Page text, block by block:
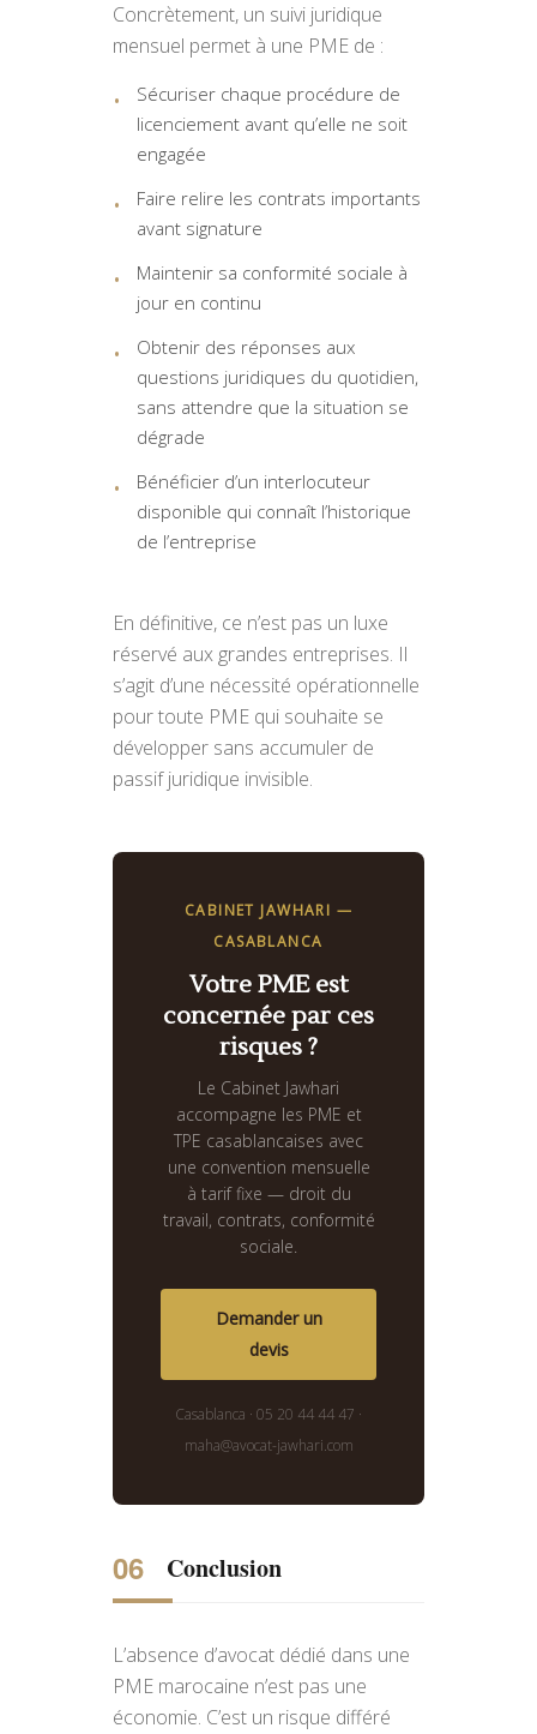
Concrètement, un suivi juridique
mensuel permet à une PME de :
Sécuriser chaque procédure de
licenciement avant qu’elle ne soit
engagée
Faire relire les contrats importants
avant signature
Maintenir sa conformité sociale à
jour en continu
Obtenir des réponses aux
questions juridiques du quotidien,
sans attendre que la situation se
dégrade
Bénéficier d’un interlocuteur
disponible qui connaît l’historique
de l’entreprise
En définitive, ce n’est pas un luxe
réservé aux grandes entreprises. Il
s’agit d’une nécessité opérationnelle
pour toute PME qui souhaite se
développer sans accumuler de
passif juridique invisible.
CABINET JAWHARI —
CASABLANCA
Votre PME est
concernée par ces
risques ?
Le Cabinet Jawhari
accompagne les PME et
TPE casablancaises avec
une convention mensuelle
à tarif fixe — droit du
travail, contrats, conformité
sociale.
Demander un
devis
Casablanca · 05 20 44 44 47 ·
maha@avocat-jawhari.com
Conclusion
L’absence d’avocat dédié dans une
PME marocaine n’est pas une
économie. C’est un risque différé